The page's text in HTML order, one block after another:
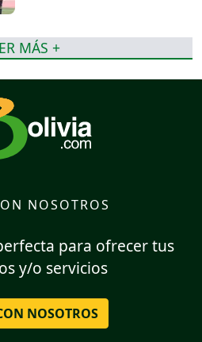
MÁS +
NOSOTROS
para ofrecer tus
y/o servicios
NOSOTROS